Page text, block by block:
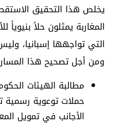
يخلص هذا التحقيق
المغاربة يمثلون حلاً بنيوياً
التي تواجهها إسبانيا،
ومن أجل تصحيح هذا
مطالبة الهيئات
حملات توعوية رسمية
الأجانب في تمويل